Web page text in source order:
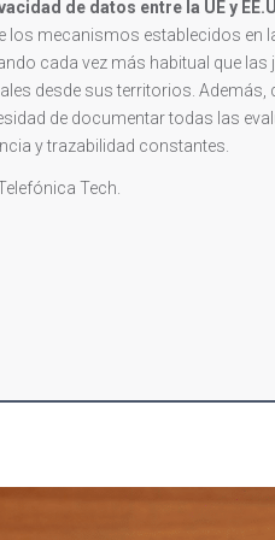
de datos entre la UE y
los mecanismos establecidos en
cada vez más habitual que
desde sus territorios.
de documentar todas las
y trazabilidad constantes.
Tech.